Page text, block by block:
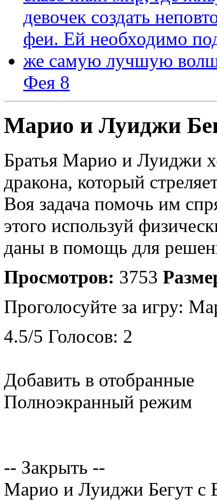
Фея 8
Марио и Луиджи
Братья Марио и Луиджи
дракона, который
Воя задача помочь им
этого используй
даны в помощь для
Просмотров: 3753
Проголосуйте за игру:
4.5/5 Голосов: 2
Добавить в отобранные
Полноэкранный режим
-- Закрыть --
Марио и Луиджи Бегут с